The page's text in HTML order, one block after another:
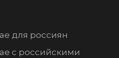
для россиян
с российскими